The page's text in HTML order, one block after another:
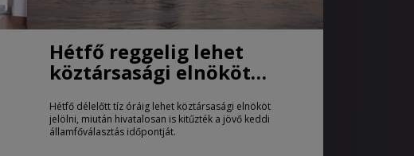
Hétfő reggelig lehet
köztársasági elnököt
Hétfő délelőtt tíz óráig lehet köztársasági elnököt
jelölni, miután hivatalosan is kitűzték a jövő keddi
államfőválasztás időpontját.